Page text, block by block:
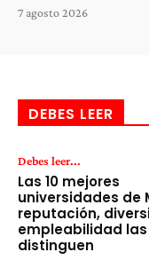
7 agosto 2026
DEBES LEER
Debes leer...
Las 10 mejores
universidades de
reputación,
empleabilidad las
distinguen